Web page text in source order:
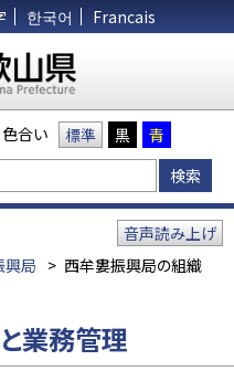
한국어 Francais
色合い 標準 黒 青
興局 > 西牟婁振興局の組織
音声読み上げ
業務管理